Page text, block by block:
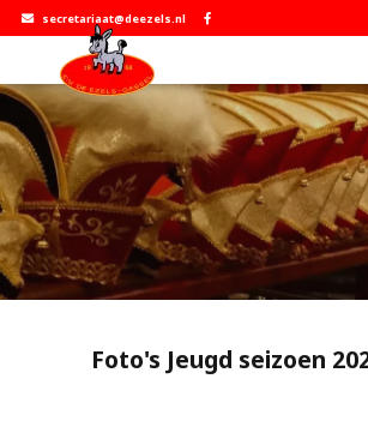
secretariaat@deezels.nl
Foto's Jeugd seizoen